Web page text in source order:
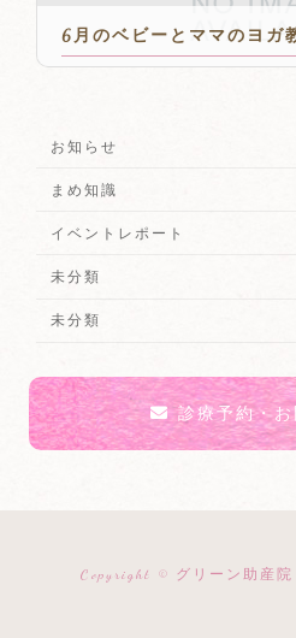
6月のベビーとママのヨガ
お知らせ
まめ知識
イベントレポート
未分類
未分類
診療予約・
Copyright © グリーン助産